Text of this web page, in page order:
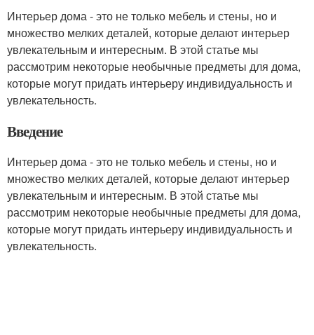
Интерьер дома - это не только мебель и стены, но и
множество мелких деталей, которые делают интерьер
увлекательным и интересным. В этой статье мы
рассмотрим некоторые необычные предметы для дома,
которые могут придать интерьеру индивидуальность и
увлекательность.
Введение
Интерьер дома - это не только мебель и стены, но и
множество мелких деталей, которые делают интерьер
увлекательным и интересным. В этой статье мы
рассмотрим некоторые необычные предметы для дома,
которые могут придать интерьеру индивидуальность и
увлекательность.